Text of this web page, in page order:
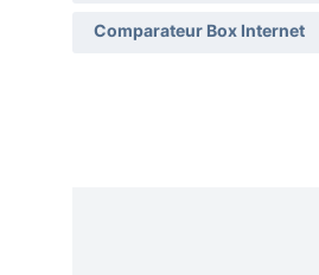
Comparateur Box Internet